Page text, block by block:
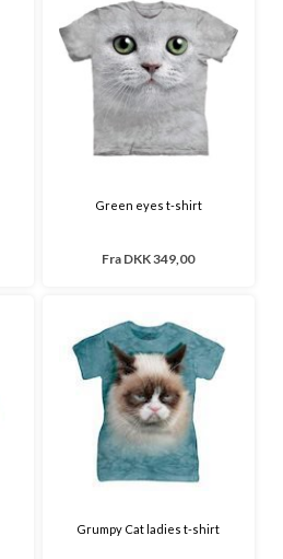
Green eyes t-shirt
Fra DKK 349,00
Grumpy Cat ladies t-shirt